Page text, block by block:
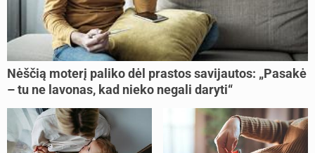
Nėščią moterį paliko dėl prastos savijautos: „Pasakė
– tu ne lavonas, kad nieko negali daryti“